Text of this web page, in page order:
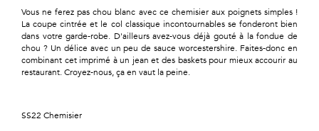
Urbain
Voyages
Vous ne ferez pas chou blanc avec ce chemisier aux poignets simples !
La coupe cintrée et le col classique incontournables se fonderont bien
dans votre garde-robe. D'ailleurs avez-vous déjà gouté à la fondue de
chou ? Un délice avec un peu de sauce worcestershire. Faites-donc en
combinant cet imprimé à un jean et des baskets pour mieux accourir au
restaurant. Croyez-nous, ça en vaut la peine.
SS22 Chemisier